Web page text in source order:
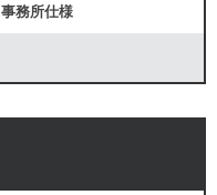
事務所仕様